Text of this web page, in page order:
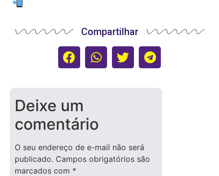
Compartilhar
Deixe um
comentário
O seu endereço de e-mail não será
publicado. Campos obrigatórios são
marcados com *